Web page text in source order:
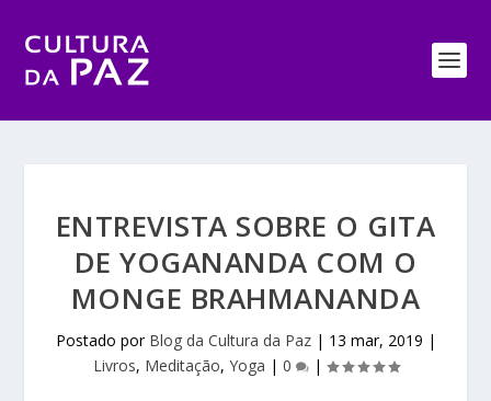
ENTREVISTA SOBRE O GITA
DE YOGANANDA COM O
MONGE BRAHMANANDA
Postado por Blog da Cultura da Paz| 13 mar, 2019 |
Livros, Meditação, Yoga | 0 |